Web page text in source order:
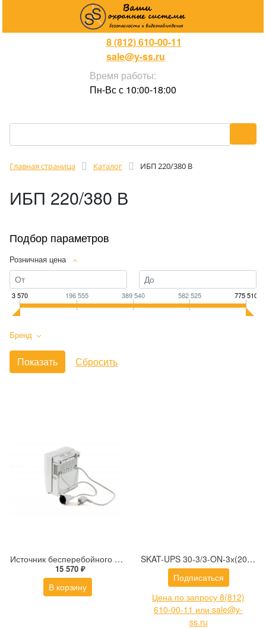
8 (812) 610-00-11
sale@y-ss.ru
Время работы:
Пн-Вс с 10:00-18:00
Главная страница Каталог ИБП 220/380 В
ИБП 220/380 В
Подбор параметров
Розничная цена
3 570 196 555 389 540 582 525 775 510
Бренд
Источник бесперебойного питания SKAT-UPS 50/40
15 570 ₽
В корзину
SKAT-UPS 30-3/3-ON-3х(20x9) трехфазный источник бесперебойного питания 27кВт, Online синусоида
Подписаться
Цена по запросу 8(812)
610-00-11 или sale@y-
ss.ru